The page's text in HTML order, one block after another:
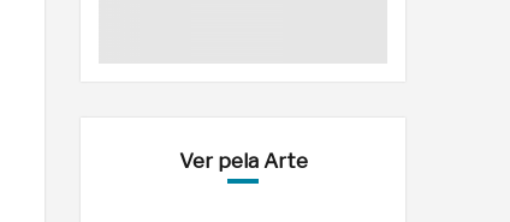
Ver pela Arte